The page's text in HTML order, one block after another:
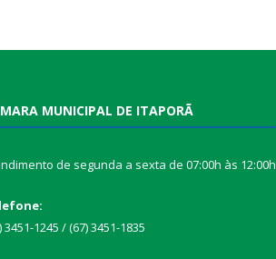
MUNICIPAL DE ITAPORÃ
de segunda a sexta de 07:00h às 12:00h
3451-1245 / (67) 3451-1835